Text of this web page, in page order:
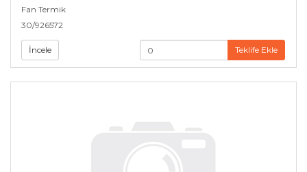
Fan Termik
30/926572
İncele Teklife Ekle